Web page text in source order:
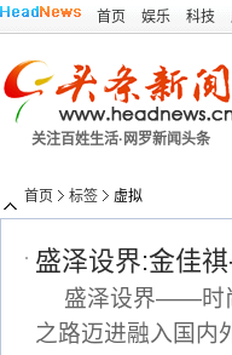
首页 娱乐 科技
关注百姓生活·网罗新闻头条
首页 标签 虚拟
盛泽设界:金佳
盛泽设界——时
之路迈进融入国内